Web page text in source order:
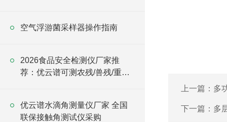
上一篇： 多
下一篇： 多
空气浮游菌采样器操作指南
2026食品安全检测仪厂家推
荐：优云谱可测农残/兽残/重金
优云谱水滴角测量仪厂家 全国
联保接触角测试仪采购